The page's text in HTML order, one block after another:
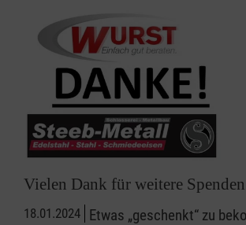
Vielen Dank für weitere Spenden
18.01.2024 Etwas „geschenkt“ zu